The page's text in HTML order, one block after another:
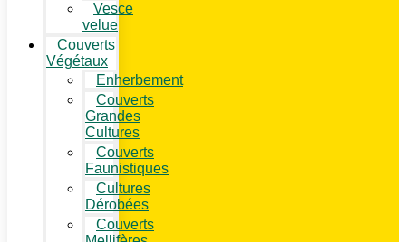
Vesce
velue
Couverts
Végétaux
Enherbement
Couverts
Grandes
Cultures
Couverts
Faunistiques
Cultures
Dérobées
Couverts